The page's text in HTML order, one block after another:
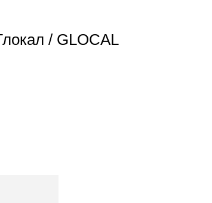
/ GLOCAL